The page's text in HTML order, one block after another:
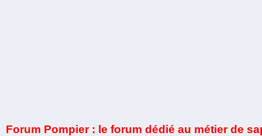
Forum Pompier : le forum dédié au métier de